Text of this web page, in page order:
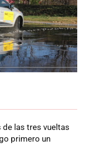
de las tres vueltas
primero un